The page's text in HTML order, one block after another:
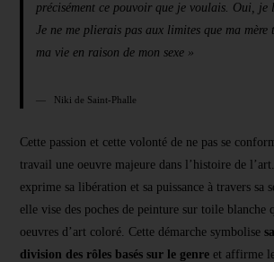
précisément ce pouvoir que je voulais. Oui, je
Je ne me plierais pas aux limites que ma mère
ma vie en raison de mon sexe »
Niki de Saint-Phalle
Cette passion et cette volonté de ne pas se
travail une oeuvre majeure dans l’histoire de
exprime sa libération et sa puissance à travers sa
elle vise des poches de peinture sur toile blanche
oeuvres d’art coloré. Cette démarche symbolise
division des rôles basés sur le genre et affirme